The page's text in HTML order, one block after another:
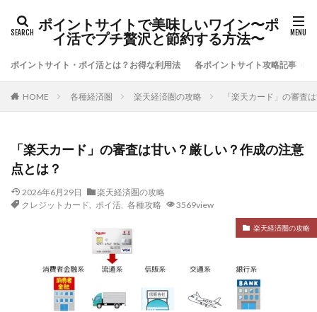
ポイントサイトで美味しいワイン〜ポ
イ活でプチ贅沢と節約する方法〜
ポイントサイト・ポイ活とは？お得な利用法 各ポイントサイト攻略記事
HOME 各種経済圏 楽天経済圏の攻略 「楽天カード」の審査
「楽天カード」の審査は甘い？厳しい？作成の注意
点とは？
2026年6月29日
楽天経済圏の攻略
クレジットカード
ポイ活, 各種攻略 3569view
楽天経済圏の攻略